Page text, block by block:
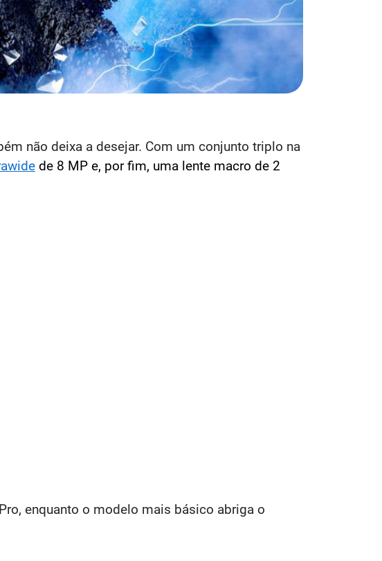
não deixa a desejar. Com um conjunto triplo na
de 8 MP e, por fim, uma lente macro de 2
enquanto o modelo mais básico abriga o